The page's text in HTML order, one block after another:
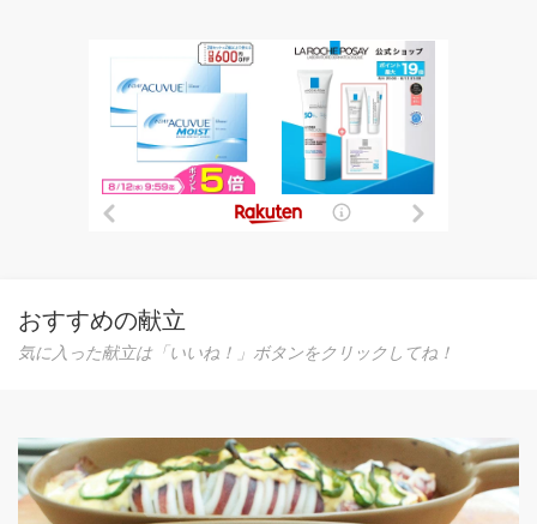
おすすめの献立
気に入った献立は「いいね！」ボタンをクリックしてね！